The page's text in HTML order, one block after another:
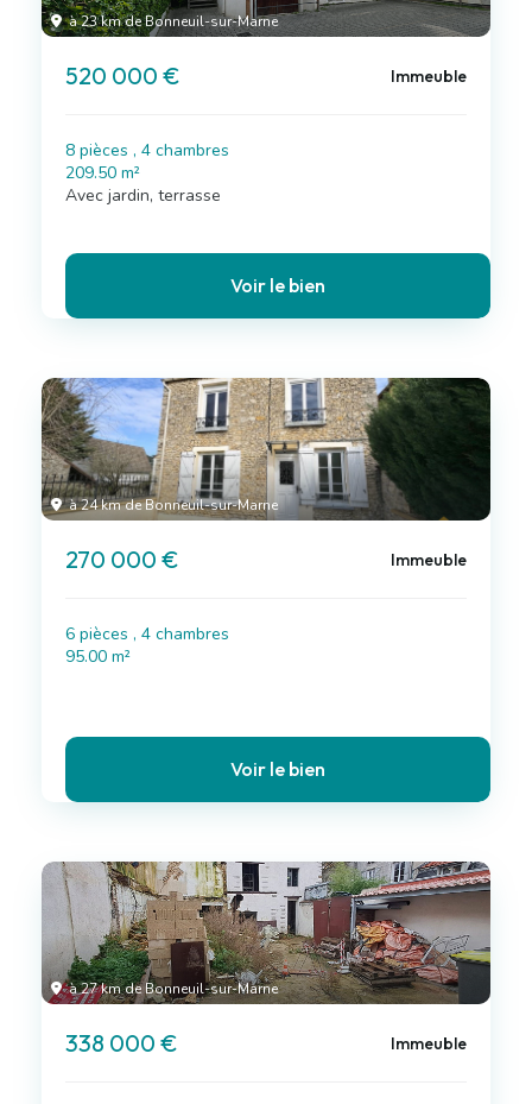
à 23 km de Bonneuil-sur-Marne
520 000 € Immeuble
8 pièces , 4 chambres
209.50 m²
Avec jardin, terrasse
Voir le bien
à 24 km de Bonneuil-sur-Marne
270 000 € Immeuble
6 pièces , 4 chambres
95.00 m²
Voir le bien
à 27 km de Bonneuil-sur-Marne
338 000 € Immeuble